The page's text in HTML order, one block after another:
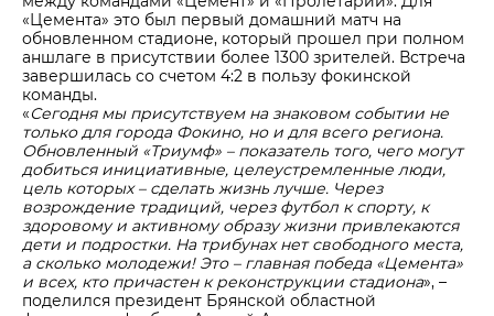
«Цемента» это был первый домашний матч на
обновленном стадионе, который прошел при полном
аншлаге в присутствии более 1300 зрителей. Встреча
завершилась со счетом 4:2 в пользу фокинской
команды.
«Сегодня мы присутствуем на знаковом событии не
только для города Фокино, но и для всего региона.
Обновленный «Триумф» – показатель того, чего могут
добиться инициативные, целеустремленные люди,
цель которых – сделать жизнь лучше. Через
возрождение традиций, через футбол к спорту, к
здоровому и активному образу жизни привлекаются
дети и подростки. На трибунах нет свободного места,
а сколько молодежи! Это – главная победа «Цемента»
и всех, кто причастен к реконструкции стадиона», –
поделился президент Брянской областной